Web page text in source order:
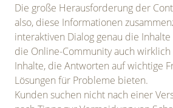
Die große Herausforderung der
also, diese Informationen
interaktiven Dialog genau die
die Online-Community auch
Inhalte, die Antworten auf wichtige
Lösungen für Probleme bieten.
Kunden suchen nicht nach einer